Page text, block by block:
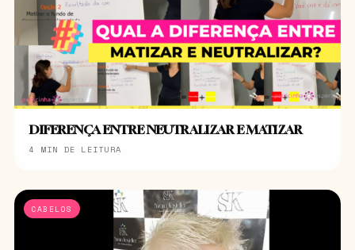
DIFERENÇA ENTRE NEUTRALIZAR E MATIZAR
4 MIN DE LEITURA
CABELOS